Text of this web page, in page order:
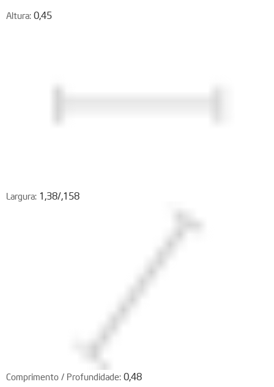
Altura: 0,45
Largura: 1,38/,158
Comprimento / Profundidade: 0,48